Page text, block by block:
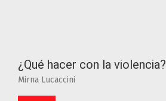
¿Qué hacer con la violencia?
Mirna Lucaccini